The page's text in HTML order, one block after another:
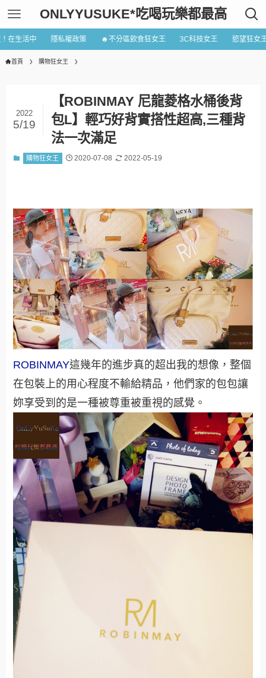
ONLYYUSUKE*吃喝玩樂都最高
在生活中 隱私權政策 ☻不分區飲食狂女王 3C科技女王 慾望狂女
首頁 購物狂女王
【ROBINMAY 尼龍菱格水桶後背
包L】輕巧好背實搭性超高,三種背
法一次滿足
2022
5/19
購物狂女王 2020-07-08 2022-05-19
ROBINMAY這幾年的進步真的超出我的想像，整個
在包裝上的用心程度不輸給精品，他們家的包包讓
妳享受到的是一種被尊重被重視的感覺。